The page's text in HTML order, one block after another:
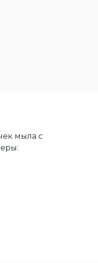
мыла с